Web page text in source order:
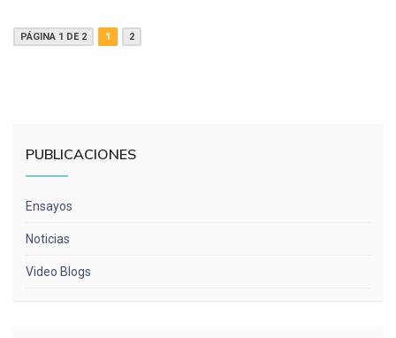
PÁGINA 1 DE 2 1 2
PUBLICACIONES
Ensayos
Noticias
Video Blogs